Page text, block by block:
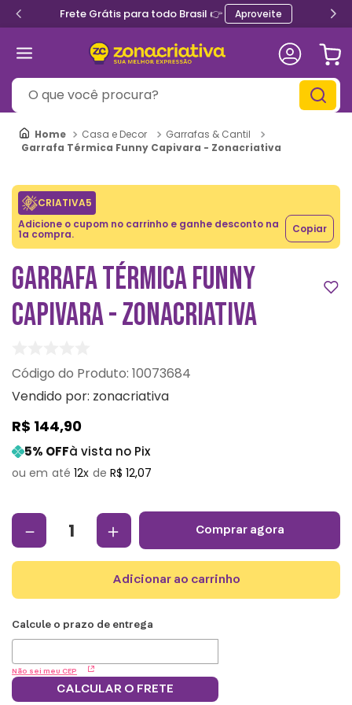
Frete Grátis para todo Brasil 👉 Aproveite
O que você procura?
Casa e Decor
Garrafas & Cantil
Garrafa Térmica Funny Capivara - Zonacriativa
CRIATIVA5
Adicione o cupom no carrinho e ganhe desconto na
1a compra. Copiar
GARRAFA TÉRMICA FUNNY
CAPIVARA - ZONACRIATIVA
: 10073684
Vendido por: zonacriativa
R$ 144,90
5% OFFà vista no Pix
12 R$ 12,07
＋
－ comprar agora
adicionar ao carrinho
Não sei meu CEP
CALCULAR O FRETE